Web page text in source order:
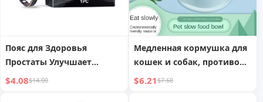
Пояс для Здоровья
Простаты Улучшает
Кровообращение
$4.08$14.00
Медленная кормушка для
кошек и собак, противо
ожирение, здоровая
$6.21$7.68